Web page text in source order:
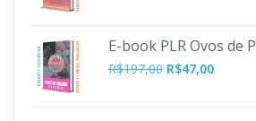
era:
R$197,00.
é:
R$47,00.
E-book PLR Ovos de
R$197,00 O
R$47,00O